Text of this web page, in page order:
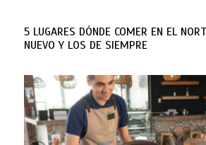
5 LUGARES DÓNDE COMER EN EL
NUEVO Y LOS DE SIEMPRE